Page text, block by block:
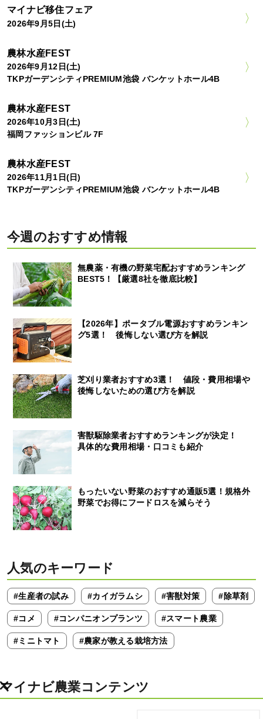
マイナビ移住フェア
2026年9月5日(土)
農林水産FEST
2026年9月12日(土)
TKPガーデンシティPREMIUM池袋 バンケットホール4B
農林水産FEST
2026年10月3日(土)
福岡ファッションビル 7F
農林水産FEST
2026年11月1日(日)
TKPガーデンシティPREMIUM池袋 バンケットホール4B
今週のおすすめ情報
無農薬・有機の野菜宅配おすすめランキング
BEST5！【厳選8社を徹底比較】
【2026年】ポータブル電源おすすめランキン
グ5選！ 後悔しない選び方を解説
芝刈り業者おすすめ3選！ 値段・費用相場や
後悔しないための選び方を解説
害獣駆除業者おすすめランキングが決定！
具体的な費用相場・口コミも紹介
もったいない野菜のおすすめ通販5選！規格外
野菜でお得にフードロスを減らそう
人気のキーワード
#生産者の試み #カイガラムシ #害獣対策 #除草剤
#コメ #コンパニオンプランツ #スマート農業
#ミニトマト #農家が教える栽培方法
マイナビ農業コンテンツ